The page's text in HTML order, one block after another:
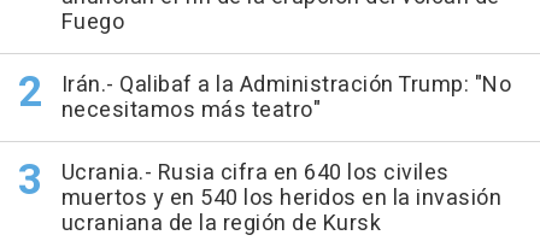
Fuego
Irán.- Qalibaf a la Administración Trump: "No
necesitamos más teatro"
Ucrania.- Rusia cifra en 640 los civiles
muertos y en 540 los heridos en la invasión
ucraniana de la región de Kursk